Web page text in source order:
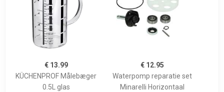
€ 13.99
KÜCHENPROF Målebæger
0.5L glas
€ 12.95
Waterpomp reparatie set
Minarelli Horizontaal